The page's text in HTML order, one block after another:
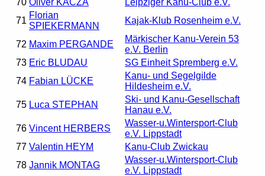
71
Florian
SPIEKERMANN
Kajak-Klub Rosenheim e.V.
72 Maxim PERGANDE
Märkischer Kanu-Verein 53
e.V. Berlin
73 Eric BLUDAU
SG Einheit Spremberg e.V.
74 Fabian LÜCKE
Kanu- und Segelgilde
Hildesheim e.V.
75 Luca STEPHAN
Ski- und Kanu-Gesellschaft
Hanau e.V.
76 Vincent HERBERS
Wasser-u.Wintersport-Club
e.V. Lippstadt
77 Valentin HEYM
Kanu-Club Zwickau
78 Jannik MONTAG
Wasser-u.Wintersport-Club
e.V. Lippstadt